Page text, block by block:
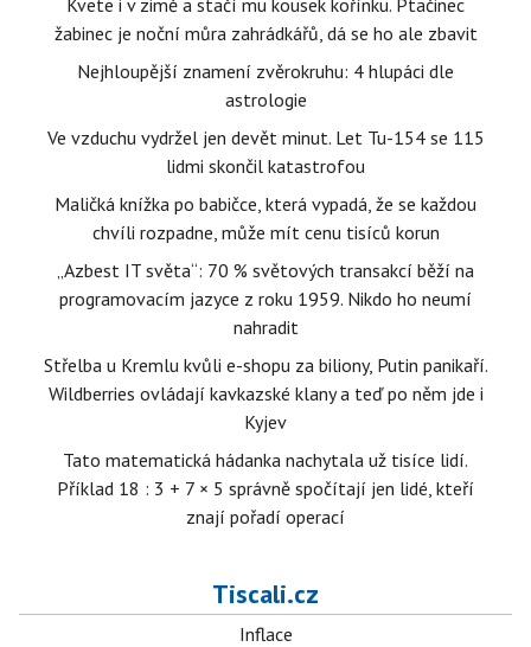
Kvete i v zimě a stačí mu kousek kořínku. Ptačinec
žabinec je noční můra zahrádkářů, dá se ho ale zbavit
Nejhloupější znamení zvěrokruhu: 4 hlupáci dle
astrologie
Ve vzduchu vydržel jen devět minut. Let Tu-154 se 115
lidmi skončil katastrofou
Maličká knížka po babičce, která vypadá, že se každou
chvíli rozpadne, může mít cenu tisíců korun
„Azbest IT světa“: 70 % světových transakcí běží na
programovacím jazyce z roku 1959. Nikdo ho neumí
nahradit
Střelba u Kremlu kvůli e-shopu za biliony, Putin panikaří.
Wildberries ovládají kavkazské klany a teď po něm jde i
Kyjev
Tato matematická hádanka nachytala už tisíce lidí.
Příklad 18 : 3 + 7 × 5 správně spočítají jen lidé, kteří
znají pořadí operací
Tiscali.cz
Inflace